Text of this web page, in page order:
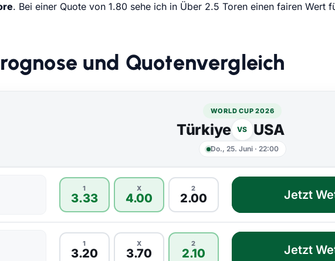
. Bei einer Quote von 1.80 sehe ich in Über 2.5 Toren einen fairen Wert
und Quotenvergleich
WORLD CUP 2026
Türkiye VS USA
Do., 25. Juni· 22:00
1
3.33
X
4.00
2
2.00 Jetzt
1
3.20
X
3.70
2
2.10 Jetzt